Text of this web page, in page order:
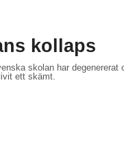
kollaps
skolan har degenererat
ett skämt.